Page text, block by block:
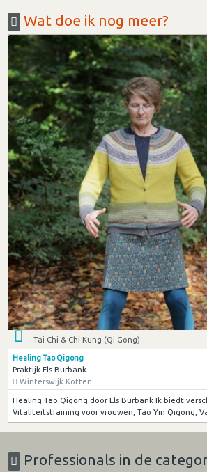
Wat doe ik nog meer?
Tai Chi & Chi Kung (Qi Gong)
Healing Tao Qigong
Praktijk Els Burbank
Winterswijk Kotten
Healing Tao Qigong door Els Burbank Ik biedt
Vitaliteitstraining voor vrouwen, Tao Yin Qigong,
Professionals in de